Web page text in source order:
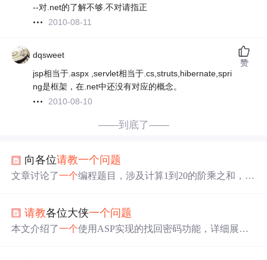
--对.net的了解不够.不对请指正
2010-08-11
dqsweet
jsp相当于.aspx ,servlet相当于.cs,struts,hibernate,spri
ng是框架，在.net中还没有对应的概念。
2010-08-10
赞
——到底了——
向各位请教一个问题
文章讨论了一个编程题目，涉及计算1到20的阶乘之和，作
请教各位大侠一个问题
本文介绍了一个使用ASP实现的找回密码功能，详细展示